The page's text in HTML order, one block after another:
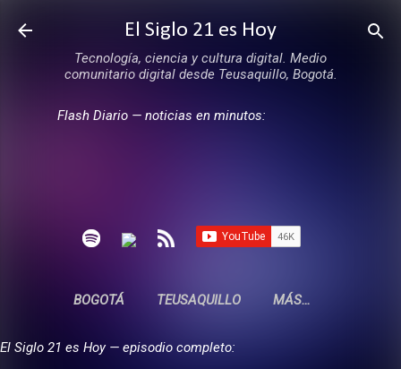
Ir al contenido principal
El Siglo 21 es Hoy
Tecnología, ciencia y cultura digital. Medio
comunitario digital desde Teusaquillo, Bogotá.
Flash Diario — noticias en minutos:
BOGOTÁ TEUSAQUILLO MÁS…
El Siglo 21 es Hoy — episodio completo: